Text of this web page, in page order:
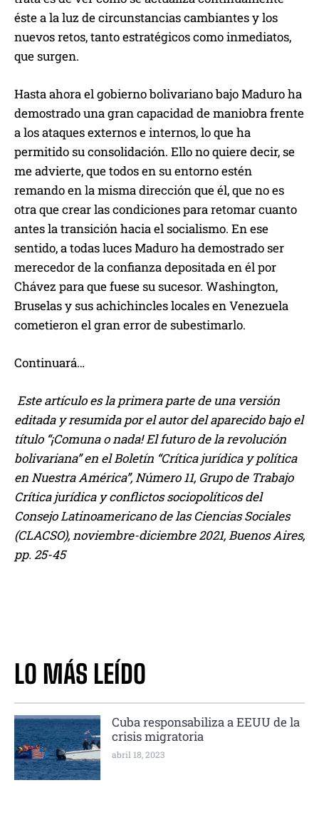
éste a la luz de circunstancias cambiantes y los
nuevos retos, tanto estratégicos como inmediatos,
que surgen.
Hasta ahora el gobierno bolivariano bajo Maduro ha
demostrado una gran capacidad de maniobra frente
a los ataques externos e internos, lo que ha
permitido su consolidación. Ello no quiere decir, se
me advierte, que todos en su entorno estén
remando en la misma dirección que él, que no es
otra que crear las condiciones para retomar cuanto
antes la transición hacia el socialismo. En ese
sentido, a todas luces Maduro ha demostrado ser
merecedor de la confianza depositada en él por
Chávez para que fuese su sucesor. Washington,
Bruselas y sus achichincles locales en Venezuela
cometieron el gran error de subestimarlo.
Continuará…
Este artículo es la primera parte de una versión
editada y resumida por el autor del aparecido bajo el
título “¡Comuna o nada! El futuro de la revolución
bolivariana” en el Boletín “Crítica jurídica y política
en Nuestra América”, Número 11, Grupo de Trabajo
Crítica jurídica y conflictos sociopolíticos del
Consejo Latinoamericano de las Ciencias Sociales
(CLACSO), noviembre-diciembre 2021, Buenos Aires,
pp. 25-45
LO MÁS LEÍDO
Cuba responsabiliza a EEUU de la
crisis migratoria
abril 18, 2023